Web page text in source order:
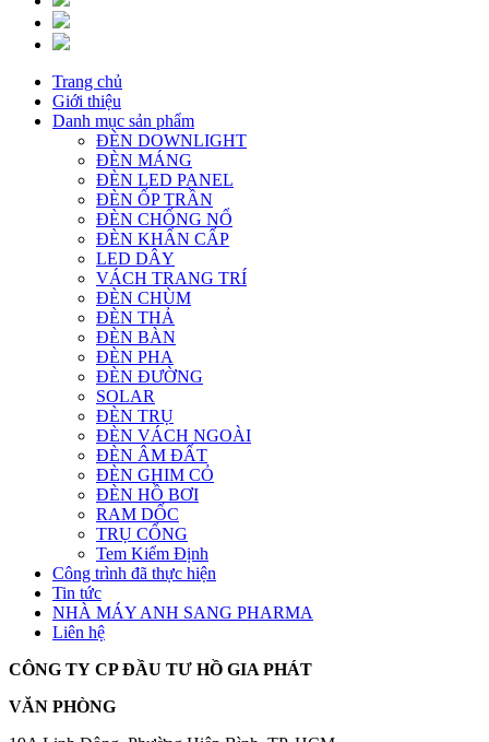
Trang chủ
Giới thiệu
Danh mục sản phẩm
ĐÈN DOWNLIGHT
ĐÈN MÁNG
ĐÈN LED PANEL
ĐÈN ỐP TRẦN
ĐÈN CHỐNG NỔ
ĐÈN KHẨN CẤP
LED DÂY
VÁCH TRANG TRÍ
ĐÈN CHÙM
ĐÈN THẢ
ĐÈN BÀN
ĐÈN PHA
ĐÈN ĐƯỜNG
SOLAR
ĐÈN TRỤ
ĐÈN VÁCH NGOÀI
ĐÈN ÂM ĐẤT
ĐÈN GHIM CỎ
ĐÈN HỒ BƠI
RAM DỐC
TRỤ CỔNG
Tem Kiểm Định
Công trình đã thực hiện
Tin tức
NHÀ MÁY ANH SANG PHARMA
Liên hệ
CÔNG TY CP ĐẦU TƯ HỒ GIA PHÁT
VĂN PHÒNG